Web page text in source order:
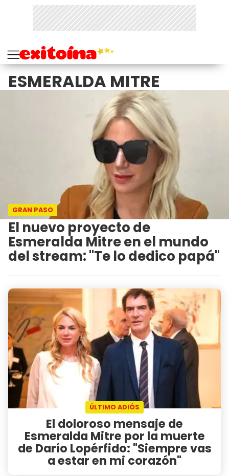
ESMERALDA MITRE
GRAN PASO
El nuevo proyecto de
Esmeralda Mitre en el mundo
del stream: "Te lo dedico papá"
ÚLTIMO ADIÓS
El doloroso mensaje de
Esmeralda Mitre por la muerte
de Darío Lopérfido: "Siempre vas
a estar en mi corazón"